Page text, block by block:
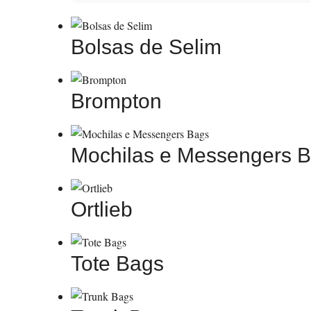
Bolsas de Selim
Brompton
Mochilas e Messengers
Ortlieb
Tote Bags